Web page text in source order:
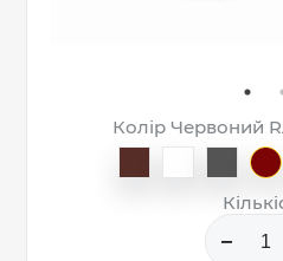
Колір Червоний